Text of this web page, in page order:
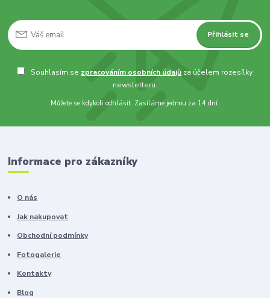
Přihlásit se
Souhlasím se zpracováním osobních údajů za účelem rozesílky
newsletteru.
Můžete se kdykoli odhlásit. Zasíláme jednou za 14 dní.
Informace pro zákazníky
O nás
Jak nakupovat
Obchodní podmínky
Fotogalerie
Kontakty
Blog